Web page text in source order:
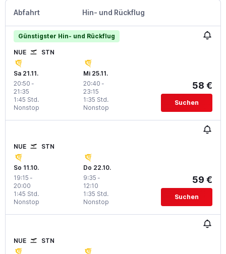
Abfahrt Hin- und Rückflug
Günstigster Hin- und Rückflug
NUE STN
Sa 21.11.
20:50 -
21:35
Nonstop
1:45 Std.
Mi 25.11.
20:40 -
23:15
Nonstop
1:35 Std.
58 €
Suchen
NUE STN
So 11.10.
19:15 -
20:00
Nonstop
1:45 Std.
Do 22.10.
9:35 -
12:10
Nonstop
1:35 Std.
59 €
Suchen
NUE STN